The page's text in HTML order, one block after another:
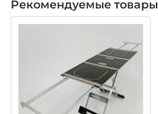
Рекомендуемые товары